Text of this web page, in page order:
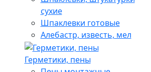
сухие
Шпаклевки готовые
Алебастр, известь, мел
Герметики, пены